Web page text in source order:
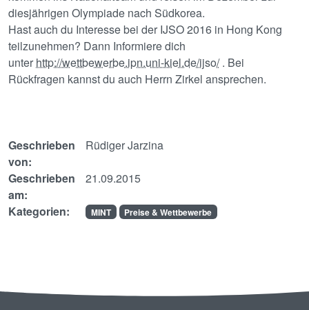
diesjährigen Olympiade nach Südkorea.
Hast auch du Interesse bei der IJSO 2016 in Hong Kong
teilzunehmen? Dann Informiere dich
unter http://wettbewerbe.ipn.uni-kiel.de/ijso/. Bei
Rückfragen kannst du auch Herrn Zirkel ansprechen.
Geschrieben
von:
Rüdiger Jarzina
Geschrieben
am:
21.09.2015
Kategorien: MINT Preise & Wettbewerbe